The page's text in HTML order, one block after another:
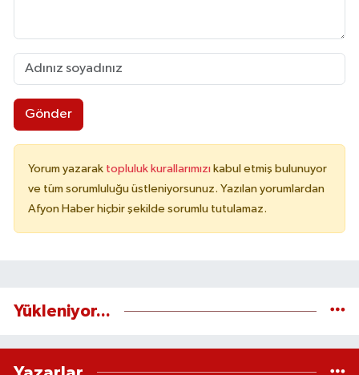
Gönder
Yorum yazarak topluluk kurallarımızı kabul etmiş bulunuyor
ve tüm sorumluluğu üstleniyorsunuz. Yazılan yorumlardan
Afyon Haber hiçbir şekilde sorumlu tutulamaz.
Yükleniyor...